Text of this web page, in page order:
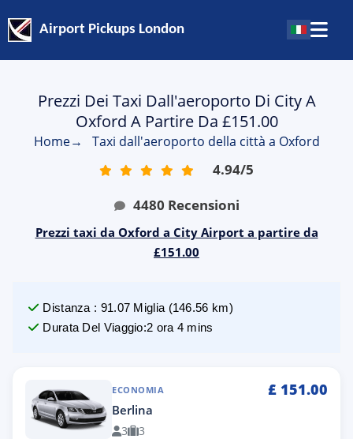
Airport Pickups London
Prezzi Dei Taxi Dall'aeroporto Di City A
Oxford A Partire Da £151.00
Home→ Taxi dall'aeroporto della città a Oxford
4.94/5
4480 Recensioni
Prezzi taxi da Oxford a City Airport a partire da
£151.00
Distanza : 91.07 Miglia (146.56 km)
Durata Del Viaggio:2 ora 4 mins
ECONOMIA £ 151.00
Berlina
3 3